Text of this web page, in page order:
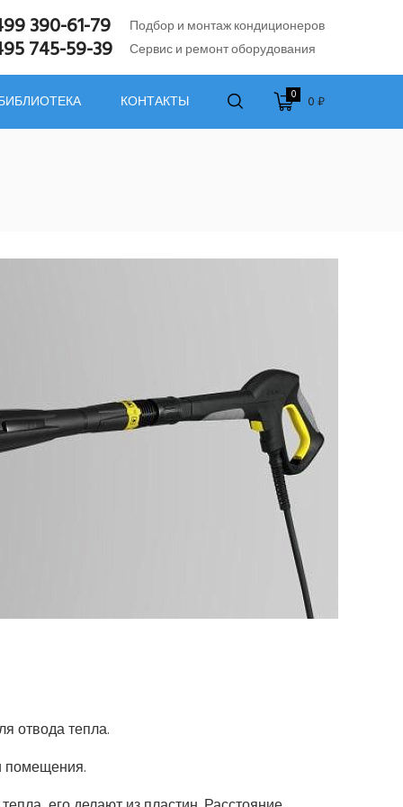
390-61-79 Подбор и монтаж кондиционеров
745-59-39 Сервис и ремонт оборудования
КОНТАКТЫ 0 0 ₽
отвода тепла.
помещения.